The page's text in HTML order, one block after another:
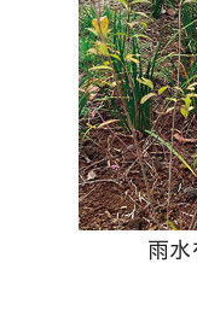
雨水